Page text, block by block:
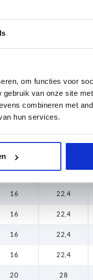
om functies voor
van onze site
combineren met
hun services.
D3 H
16 22,4
20 28
20 28
25
25 35
16 22,4
16 22,4
16 22,4
16 22,4
20 28